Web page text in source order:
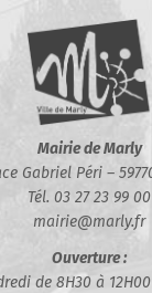
Mairie de Marly
Gabriel Péri –
Tél. 03 27 23 99 00
mairie@marly.fr
Ouverture :
de 8H30 à